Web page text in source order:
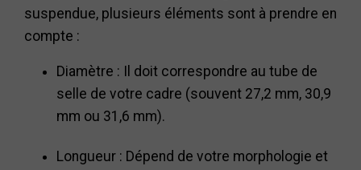
suspendue, plusieurs éléments sont à prendre en
compte :
Diamètre : Il doit correspondre au tube de
selle de votre cadre (souvent 27,2 mm, 30,9
mm ou 31,6 mm).
Longueur : Dépend de votre morphologie et